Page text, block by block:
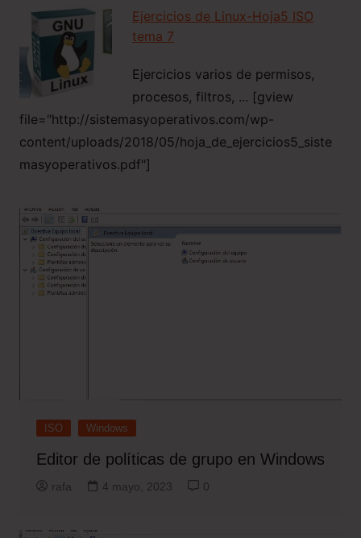
Ejercicios de Linux-Hoja5 ISO
tema 7
Ejercicios varios de permisos,
procesos, filtros, ... [gview
file="http://sistemasyoperativos.com/wp-
content/uploads/2018/05/hoja_de_ejercicios5_siste
masyoperativos.pdf"]
ISO Windows
Editor de políticas de grupo en Windows
rafa 4 mayo, 2023 0